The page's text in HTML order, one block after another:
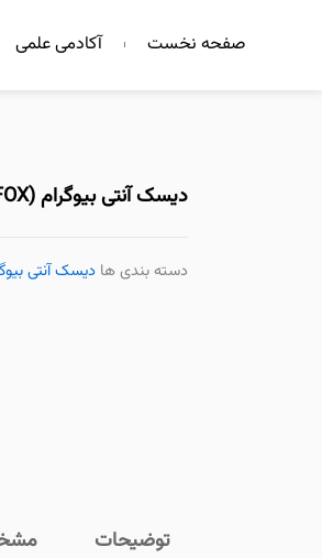
صفحه نخست آکادمی علمی
دیسک آنتی بیوگرام cefoxitin (FOX)
دسته بندی ها دیسک آنتی
توضیحات